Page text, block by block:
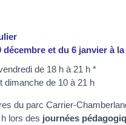
décembre et du 6 janvier à
de 18 h à 21 h *
dimanche de 10 à 21 h
du parc Carrier-
lors des journées